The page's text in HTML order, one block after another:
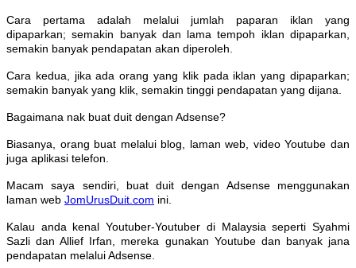
Cara pertama adalah melalui jumlah paparan iklan yang
dipaparkan; semakin banyak dan lama tempoh iklan dipaparkan,
semakin banyak pendapatan akan diperoleh.
Cara kedua, jika ada orang yang klik pada iklan yang dipaparkan;
semakin banyak yang klik, semakin tinggi pendapatan yang dijana.
Bagaimana nak buat duit dengan Adsense?
Biasanya, orang buat melalui blog, laman web, video Youtube dan
juga aplikasi telefon.
Macam saya sendiri, buat duit dengan Adsense menggunakan
laman web JomUrusDuit.com ini.
Kalau anda kenal Youtuber-Youtuber di Malaysia seperti Syahmi
Sazli dan Allief Irfan, mereka gunakan Youtube dan banyak jana
pendapatan melalui Adsense.